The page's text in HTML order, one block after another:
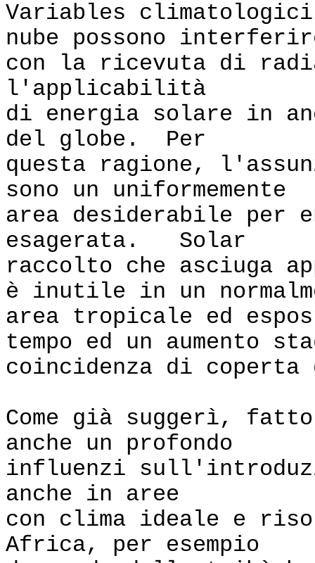
Variables
nube possono
con la ricevuta di
l'applicabilità
di energia solare in
del globe. Per
questa ragione,
sono un uniformemente
area desiderabile per
esagerata. Solar
raccolto che asciuga
è inutile in un
area tropicale ed
tempo ed un aumento
coincidenza di coperta
Come già suggerì,
anche un profondo
influenzi
anche in aree
con clima ideale e
Africa, per esempio